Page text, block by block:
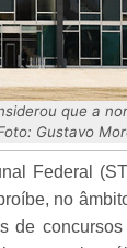
que a
Gustavo
Federal
no
de